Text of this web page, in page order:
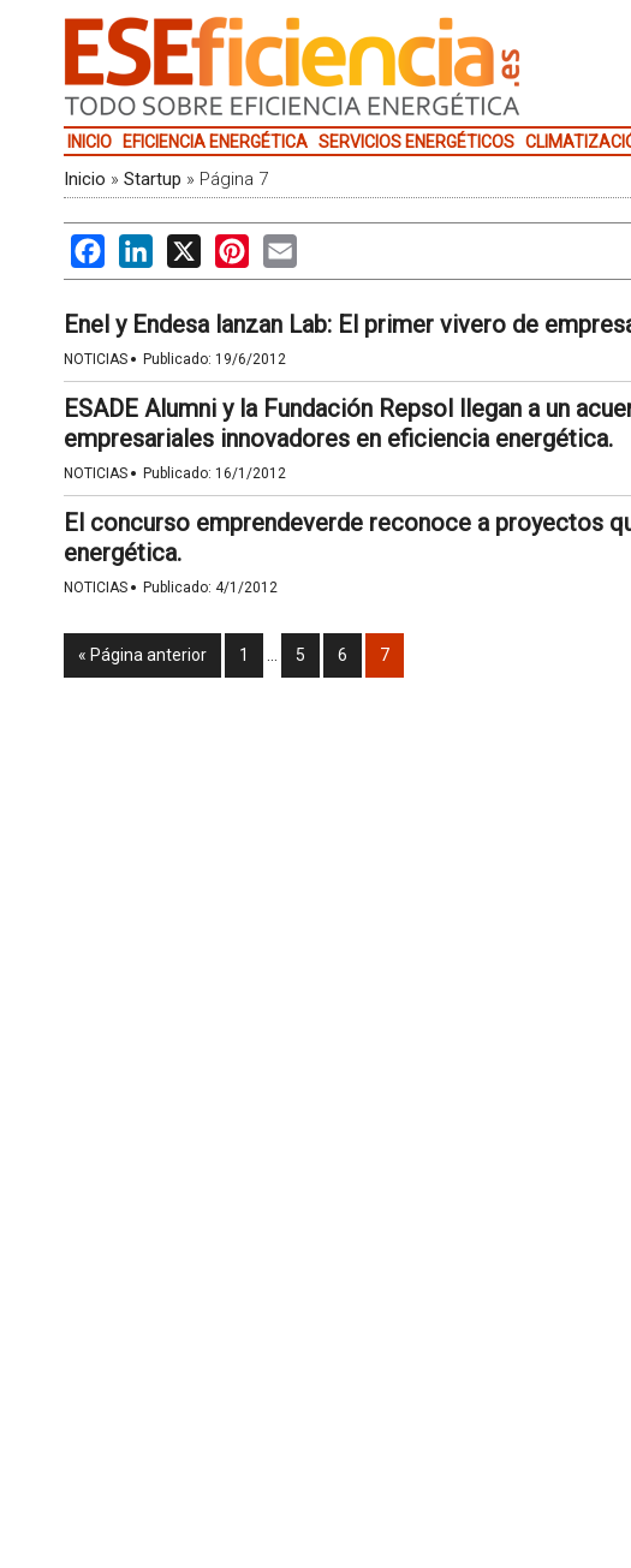
INICIO EFICIENCIA ENERGÉTICA SERVICIOS ENERGÉTICOS
Inicio » Startup » Página 7
FacebookLinkedIn
X PinterestEmail
Enel y Endesa lanzan Lab: El primer vivero de
NOTICIAS · Publicado: 19/6/2012
ESADE Alumni y la Fundación Repsol llegan a un
empresariales innovadores en eficiencia energética.
NOTICIAS · Publicado: 16/1/2012
El concurso emprendeverde reconoce a proyectos
energética.
NOTICIAS · Publicado: 4/1/2012
« Página anterior 1 5 6 7